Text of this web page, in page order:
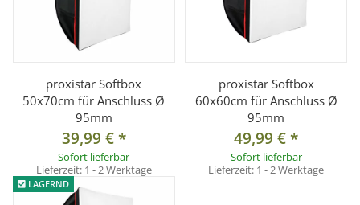
proxistar Softbox
50x70cm für Anschluss Ø
95mm
39,99 €*
Sofort lieferbar
Lieferzeit: 1 - 2 Werktage
proxistar Softbox
60x60cm für Anschluss Ø
95mm
49,99 €*
Sofort lieferbar
Lieferzeit: 1 - 2 Werktage
LAGERND